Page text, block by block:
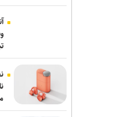
اژدهاکش به
بیاتلو: با آریو
رفسنجان صحت